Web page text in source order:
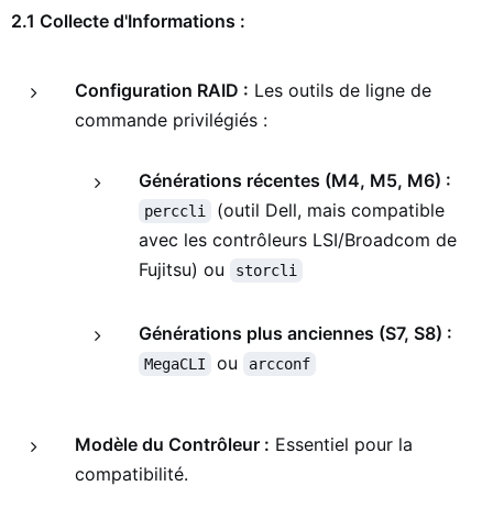
2.1 Collecte d'Informations :
Configuration RAID : Les outils de ligne de
commande privilégiés :
Générations récentes (M4, M5, M6) :
perccli
(outil Dell, mais compatible
avec les contrôleurs LSI/Broadcom de
Fujitsu) ou
storcli
Générations plus anciennes (S7, S8) :
MegaCLI ou arcconf
Modèle du Contrôleur : Essentiel pour la
compatibilité.